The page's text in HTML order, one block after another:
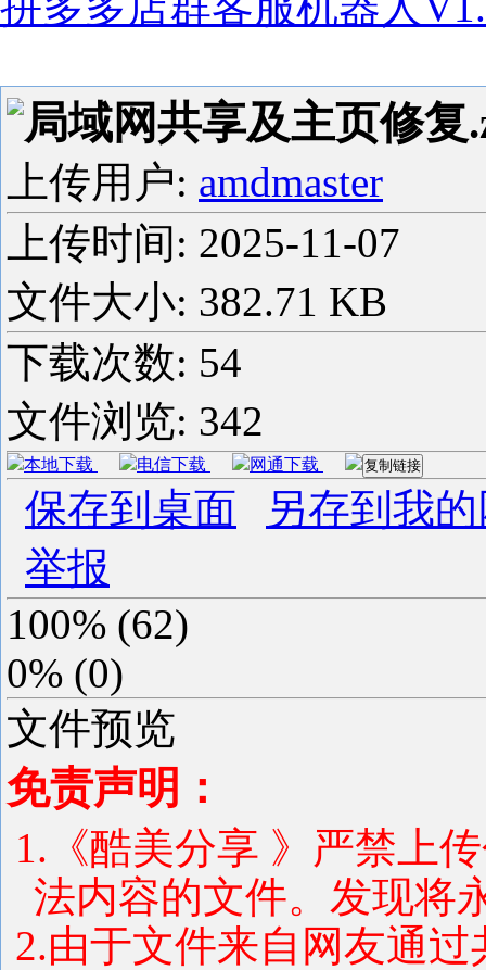
局域网共享及主页修复
上传用户: amdmaster
上传时间: 2025-11-07
文件大小: 382.71 KB
下载次数: 54
文件浏览: 342
本地下载 电信下载 网通下载 复制链接
保存到桌面
另存到我
举报
100% (62)
0% (0)
文件预览
免责声明：
1.《酷美分享 》严禁上
法内容的文件。发现将
2.由于文件来自网友通